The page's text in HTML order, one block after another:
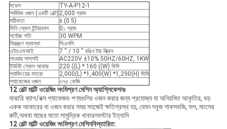
মডেল
TY-A-P12-1
সর্বাধিক ওজন (একটি বেল্ট) 2,000 গ্রাম
সঠিকতা
x (0.5)
মিনি স্কেল ইন্টারভাল
0১ গ্রাম
সর্বোচ্চ গতি
30 WPM
নিয়ন্ত্রণ ব্যবস্থা
পিএলসি
এইচএমআই
7 ′′ / 10 ′′ রঙিন টাচ স্ক্রিন
পাওয়ার সাপ্লাই
AC220V ±10% 50HZ/60HZ, 1KW
ইউনিট স্কেল আকার
220 ((L) * 160 ((W) মিমি
প্যাকিংয়ের মাত্রা
2,000(L) *1,400(W) *1,290(H) মিমি
প্যাকেজের ওজন
৩৭৫ কেজি
12 বেল্ট মাল্টি ওয়েজিং সংমিশ্রণ মেশিন অ্যাপ্লিকেশনঃ
মাঝারি ব্যাগ/বক্স প্যাকেজড পণ্যগুলির ওজন করার জন্য প্রযোজ্য যা অনিয়মিত আকৃতির, বড়
একক আকারের বা ওজন করার সময় সহজেই ক্ষতিগ্রস্থ হয়, যেমন সবুজ শাকসবজি, ফল, মাংসের
রুটি,অথবা মাছের মতো সামুদ্রিক খাবারলবস্টার ইত্যাদি
12 বেল্ট মাল্টি ওয়েজিং সংমিশ্রণ মেশিনবিস্তারিত: